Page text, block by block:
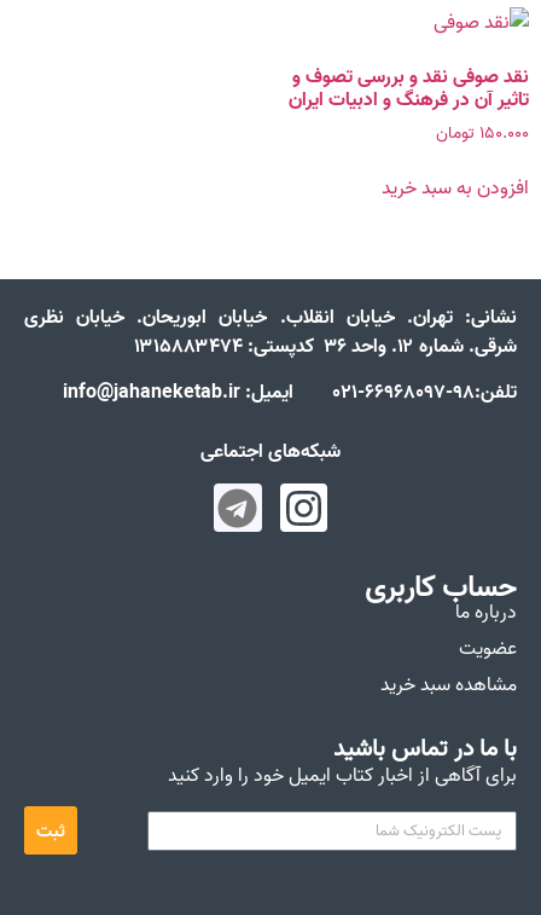
نقد صوفی نقد و بررسی تصوف و
تاثیر آن در فرهنگ و ادبیات ایران
۱۵۰.۰۰۰ تومان
افزودن به سبد خرید
نشانی: تهران. خیابان انقلاب. خیابان ابوریحان. خیابان نظری
شرقی. شماره ۱۲. واحد ۳۶ کدپستی: ۱۳۱۵۸۸۳۴۷۴
تلفن:98-66968097-021 ایمیل: info@jahaneketab.ir
شبکه‌های اجتماعی
حساب کاربری
درباره ما
عضویت
مشاهده سبد خرید
با ما در تماس باشید
برای آگاهی از اخبار کتاب ایمیل خود را وارد کنید
ثبت